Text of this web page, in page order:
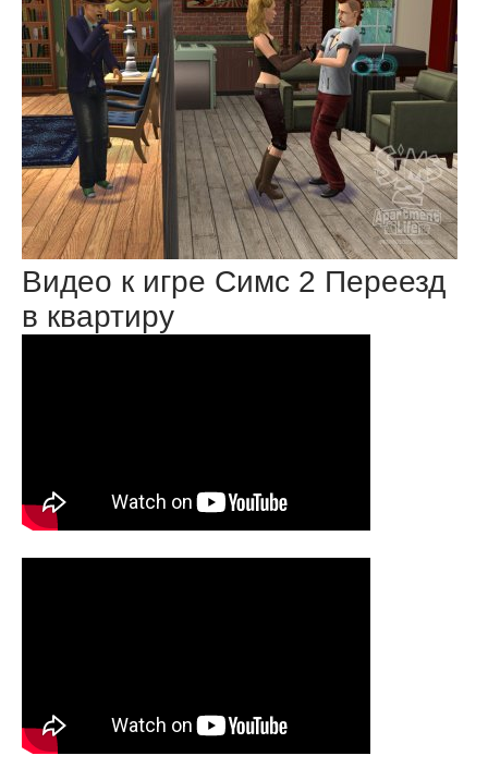
Видео к игре Симс 2 Переезд
в квартиру